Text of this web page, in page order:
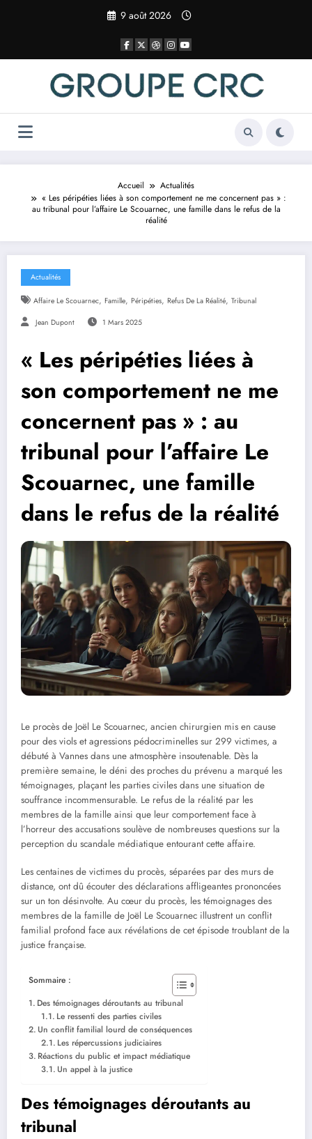
9 août 2026
Accueil
Actualités
« Les péripéties liées à son comportement ne me concernent pas » :
au tribunal pour l’affaire Le Scouarnec, une famille dans le refus de la
réalité
Actualités
Affaire Le Scouarnec, Famille, Péripéties, Refus De La Réalité, Tribunal
Jean Dupont 1 Mars 2025
« Les péripéties liées à
son comportement ne me
concernent pas » : au
tribunal pour l’affaire Le
Scouarnec, une famille
dans le refus de la réalité
Le procès de Joël Le Scouarnec, ancien chirurgien mis en cause
pour des viols et agressions pédocriminelles sur 299 victimes, a
débuté à Vannes dans une atmosphère insoutenable. Dès la
première semaine, le déni des proches du prévenu a marqué les
témoignages, plaçant les parties civiles dans une situation de
souffrance incommensurable. Le refus de la réalité par les
membres de la famille ainsi que leur comportement face à
l’horreur des accusations soulève de nombreuses questions sur la
perception du scandale médiatique entourant cette affaire.
Les centaines de victimes du procès, séparées par des murs de
distance, ont dû écouter des déclarations affligeantes prononcées
sur un ton désinvolte. Au cœur du procès, les témoignages des
membres de la famille de Joël Le Scouarnec illustrent un conflit
familial profond face aux révélations de cet épisode troublant de la
justice française.
Sommaire :
Des témoignages déroutants au tribunal
Le ressenti des parties civiles
Un conflit familial lourd de conséquences
Les répercussions judiciaires
Réactions du public et impact médiatique
Un appel à la justice
Des témoignages déroutants au
tribunal